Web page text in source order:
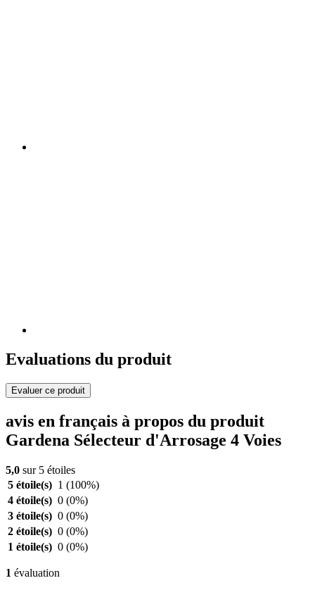
Evaluations du produit
Evaluer ce produit
avis en français à propos du produit
Gardena Sélecteur d'Arrosage 4 Voies
5,0 sur 5 étoiles
5 étoile(s) 1 (100%)
4 étoile(s) 0 (0%)
3 étoile(s) 0 (0%)
2 étoile(s) 0 (0%)
1 étoile(s) 0 (0%)
1 évaluation